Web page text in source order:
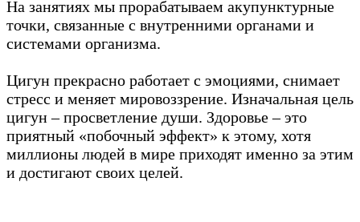
На занятиях мы прорабатываем акупунктурные
точки, связанные с внутренними органами и
системами организма.
Цигун прекрасно работает с эмоциями, снимает
стресс и меняет мировоззрение. Изначальная цель
цигун – просветление души. Здоровье – это
приятный «побочный эффект» к этому, хотя
миллионы людей в мире приходят именно за этим
и достигают своих целей.